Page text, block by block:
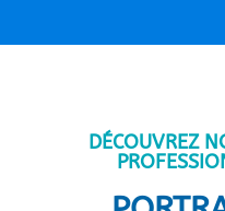
DÉCOUVREZ